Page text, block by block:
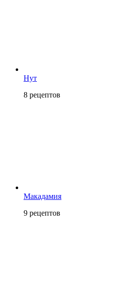
Нут
8 рецептов
Макадамия
9 рецептов